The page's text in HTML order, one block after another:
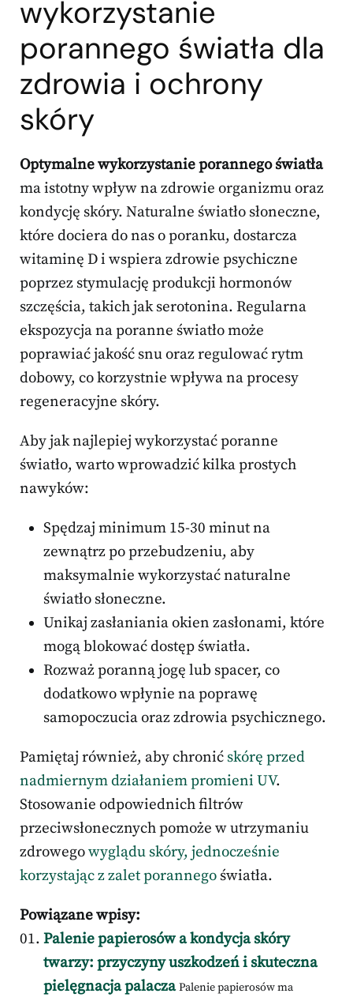
wykorzystanie
porannego światła dla
zdrowia i ochrony
skóry
Optymalne wykorzystanie porannego światła
ma istotny wpływ na zdrowie organizmu oraz
kondycję skóry. Naturalne światło słoneczne,
które dociera do nas o poranku, dostarcza
witaminę D i wspiera zdrowie psychiczne
poprzez stymulację produkcji hormonów
szczęścia, takich jak serotonina. Regularna
ekspozycja na poranne światło może
poprawiać jakość snu oraz regulować rytm
dobowy, co korzystnie wpływa na procesy
regeneracyjne skóry.
Aby jak najlepiej wykorzystać poranne
światło, warto wprowadzić kilka prostych
nawyków:
Spędzaj minimum 15-30 minut na
zewnątrz po przebudzeniu, aby
maksymalnie wykorzystać naturalne
światło słoneczne.
Unikaj zasłaniania okien zasłonami, które
mogą blokować dostęp światła.
Rozważ poranną jogę lub spacer, co
dodatkowo wpłynie na poprawę
samopoczucia oraz zdrowia psychicznego.
Pamiętaj również, aby chronić skórę przed
nadmiernym działaniem promieni UV.
Stosowanie odpowiednich filtrów
przeciwsłonecznych pomoże w utrzymaniu
zdrowegowyglądu skóry, jednocześnie
korzystając z zalet porannego światła.
Powiązane wpisy:
Palenie papierosów a kondycja skóry
twarzy: przyczyny uszkodzeń i skuteczna
pielęgnacja palacza Palenie papierosów ma